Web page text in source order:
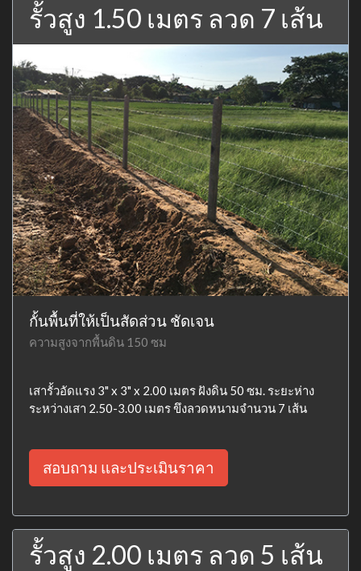
รั้วสูง 1.50 เมตร ลวด 7 เส้น
กั้นพื้นที่ให้เป็นสัดส่วน ชัดเจน
ความสูงจากพื้นดิน 150 ซม
เสารั้วอัดแรง 3" x 3" x 2.00 เมตร ฝังดิน 50 ซม. ระยะห่าง
ระหว่างเสา 2.50-3.00 เมตร ขึงลวดหนามจำนวน 7 เส้น
สอบถาม และประเมินราคา
รั้วสูง 2.00 เมตร ลวด 5 เส้น